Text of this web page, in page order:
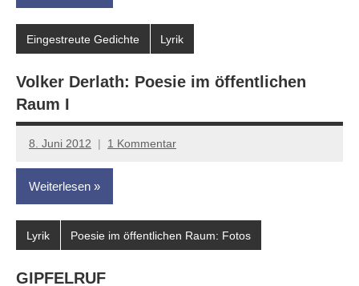
Eingestreute Gedichte Lyrik
Volker Derlath: Poesie im öffentlichen
Raum I
8. Juni 2012
Anton
G.
Leitner
1 Kommentar
Weiterlesen
Lyrik Poesie im öffentlichen Raum: Fotos
GIPFELRUF